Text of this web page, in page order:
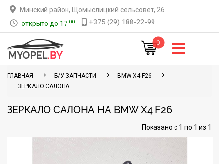
Минский район, Щомыслицкий сельсовет, 26
открыто до 17 00 +375 (29) 188-22-99
0
ГЛАВНАЯ Б/У ЗАПЧАСТИ
BMW X4 F26
ЗЕРКАЛО САЛОНА
ЗЕРКАЛО САЛОНА НА BMW X4 F26
Показано с 1 по 1 из 1